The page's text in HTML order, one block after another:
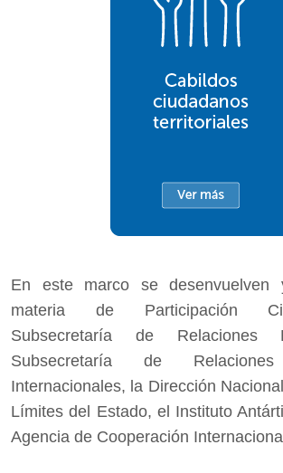
En este marco se
materia de Participación
Subsecretaría de Relaciones
Subsecretaría de Relaciones
Internacionales, la Dirección
Límites del Estado, el Instituto
Agencia de Cooperación